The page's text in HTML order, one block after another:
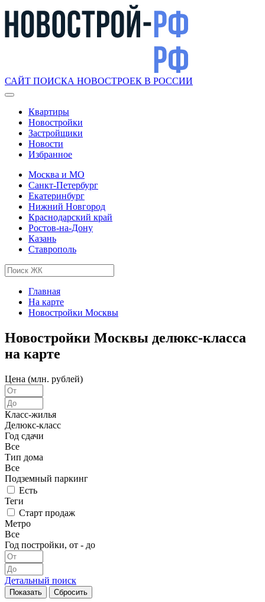
САЙТ ПОИСКА НОВОСТРОЕК В РОССИИ
Квартиры
Новостройки
Застройщики
Новости
Избранное
Москва и МО
Санкт-Петербург
Екатеринбург
Нижний Новгород
Краснодарский край
Ростов-на-Дону
Казань
Ставрополь
Главная
На карте
Новостройки Москвы
Новостройки Москвы делюкс-класса
на карте
Цена (млн. рублей)
Класс-жилья
Делюкс-класс
Год сдачи
Все
Тип дома
Все
Подземный паркинг
Есть
Теги
Старт продаж
Метро
Все
Год постройки, от - до
Детальный поиск